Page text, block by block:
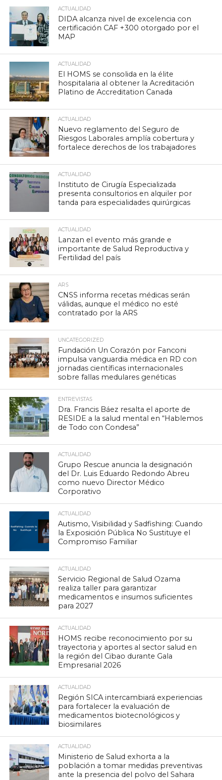
ACTUALIDAD
DIDA alcanza nivel de excelencia con
certificación CAF +300 otorgado por el
MAP
ACTUALIDAD
El HOMS se consolida en la élite
hospitalaria al obtener la Acreditación
Platino de Accreditation Canada
ACTUALIDAD
Nuevo reglamento del Seguro de
Riesgos Laborales amplía cobertura y
fortalece derechos de los trabajadores
ACTUALIDAD
Instituto de Cirugía Especializada
presenta consultorios en alquiler por
tanda para especialidades quirúrgicas
ACTUALIDAD
Lanzan el evento más grande e
importante de Salud Reproductiva y
Fertilidad del país
ARS
CNSS informa recetas médicas serán
válidas, aunque el médico no esté
contratado por la ARS
UNCATEGORIZED
Fundación Un Corazón por Fanconi
impulsa vanguardia médica en RD con
jornadas científicas internacionales
sobre fallas medulares genéticas
ENTREVISTAS
Dra. Francis Báez resalta el aporte de
RESIDE a la salud mental en “Hablemos
de Todo con Condesa”
ACTUALIDAD
Grupo Rescue anuncia la designación
del Dr. Luis Eduardo Redondo Abreu
como nuevo Director Médico
Corporativo
ACTUALIDAD
Autismo, Visibilidad y Sadfishing: Cuando
la Exposición Pública No Sustituye el
Compromiso Familiar
ACTUALIDAD
Servicio Regional de Salud Ozama
realiza taller para garantizar
medicamentos e insumos suficientes
para 2027
ACTUALIDAD
HOMS recibe reconocimiento por su
trayectoria y aportes al sector salud en
la región del Cibao durante Gala
Empresarial 2026
ACTUALIDAD
Región SICA intercambiará experiencias
para fortalecer la evaluación de
medicamentos biotecnológicos y
biosimilares
ACTUALIDAD
Ministerio de Salud exhorta a la
población a tomar medidas preventivas
ante la presencia del polvo del Sahara